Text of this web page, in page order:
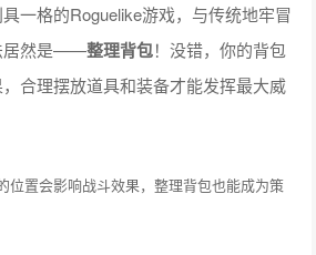
一格的Roguelike游戏，与传统地牢冒
居然是——整理背包！没错，你的背包
合理摆放道具和装备才能发挥最大威
位置会影响战斗效果，整理背包也能成为策